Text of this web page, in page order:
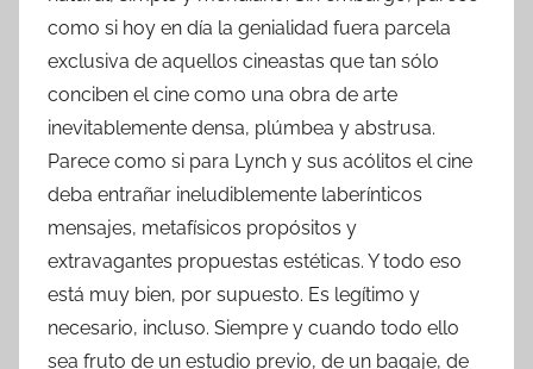
como si hoy en día la genialidad fuera parcela
exclusiva de aquellos cineastas que tan sólo
conciben el cine como una obra de arte
inevitablemente densa, plúmbea y abstrusa.
Parece como si para Lynch y sus acólitos el cine
deba entrañar ineludiblemente laberínticos
mensajes, metafísicos propósitos y
extravagantes propuestas estéticas. Y todo eso
está muy bien, por supuesto. Es legítimo y
necesario, incluso. Siempre y cuando todo ello
sea fruto de un estudio previo, de un bagaje, de